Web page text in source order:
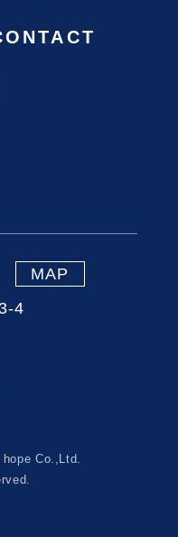
4
MAP
hope Co.,Ltd.